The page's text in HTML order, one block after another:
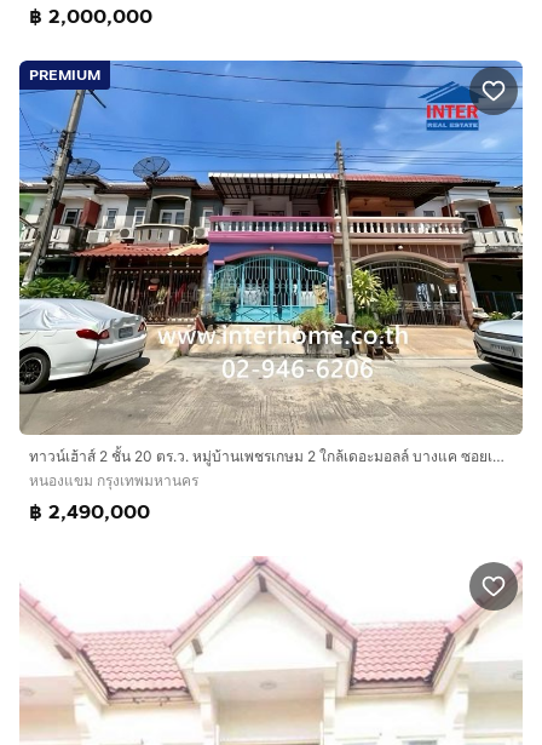
฿ 2,000,000
PREMIUM
ทาวน์เฮ้าส์ 2 ชั้น 20 ตร.ว. หมู่บ้านเพชรเกษม 2 ใกล้เดอะมอลล์ บางแค ซอยเพชรเกษม55-2 ถนนเพชรเกษม เขตหนองแขม กรุงเทพมหานคร
หนองแขม กรุงเทพมหานคร
฿ 2,490,000